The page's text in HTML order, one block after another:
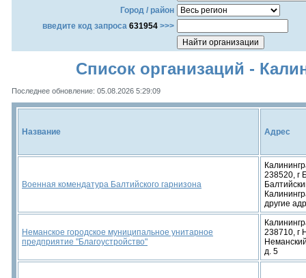
Город / район
введите код запроса 631954 >>>
Список организаций -
Последнее обновление: 05.08.2026 5:29:09
Название Адрес
Военная комендатура Балтийского гарнизона
238520, г
другие
Неманское городское муниципальное унитарное
предприятие "Благоустройство"
238710, г
д. 5